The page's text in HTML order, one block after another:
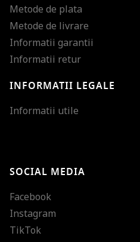
Metode de plata
Metode de livrare
Informatii garantii
Informatii retur
INFORMATII LEGALE
Informatii utile
SOCIAL MEDIA
Facebook
Instagram
TikTok